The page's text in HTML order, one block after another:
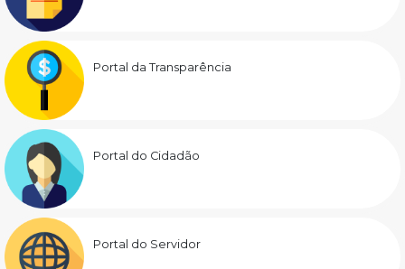
Portal da Transparência
Portal do Cidadão
Portal do Servidor